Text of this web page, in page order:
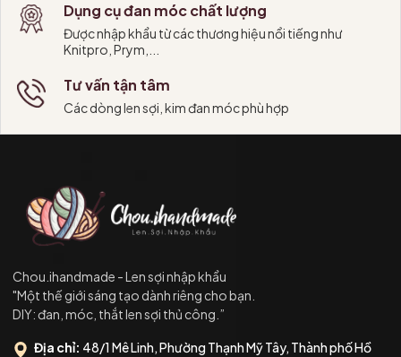
Dụng cụ đan móc chất lượng
Được nhập khẩu từ các thương hiệu nổi tiếng như
Knitpro, Prym,...
Tư vấn tận tâm
Các dòng len sợi, kim đan móc phù hợp
Chou.ihandmade - Len sợi nhập khẩu
"Một thế giới sáng tạo dành riêng cho bạn.
DIY: đan, móc, thắt len sợi thủ công.”
Địa chỉ: 48/1 Mê Linh, Phường Thạnh Mỹ Tây, Thành phố Hồ